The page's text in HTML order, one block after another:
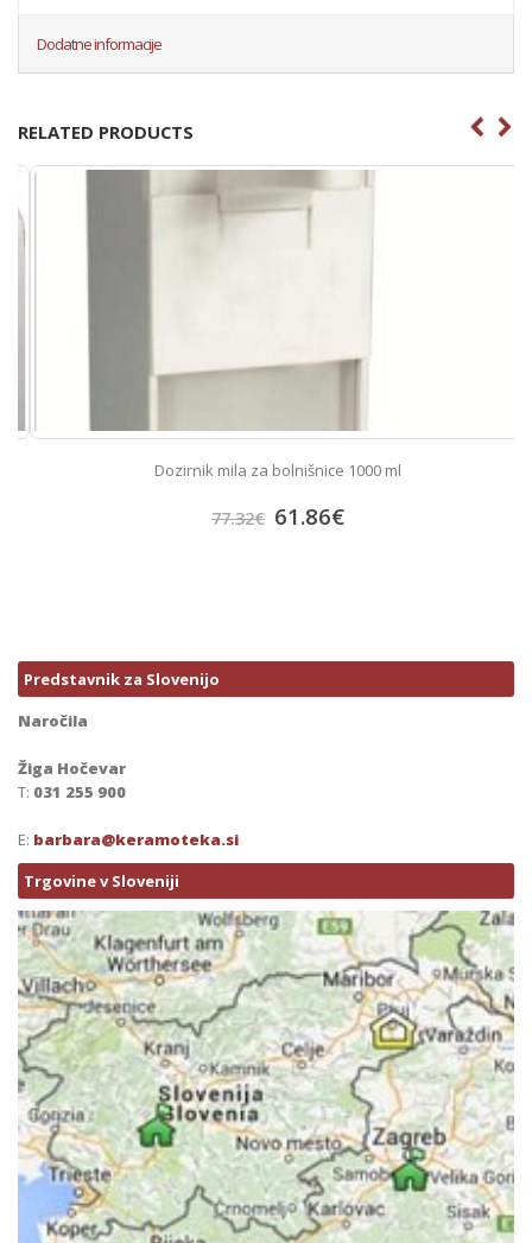
Dodatne informacije
RELATED PRODUCTS
Dozirnik mila za bolnišnice 1000 ml
77.32€ 61.86€
Predstavnik za Slovenijo
Naročila
Žiga Hočevar
T: 031 255 900
E: barbara@keramoteka.si
Trgovine v Sloveniji